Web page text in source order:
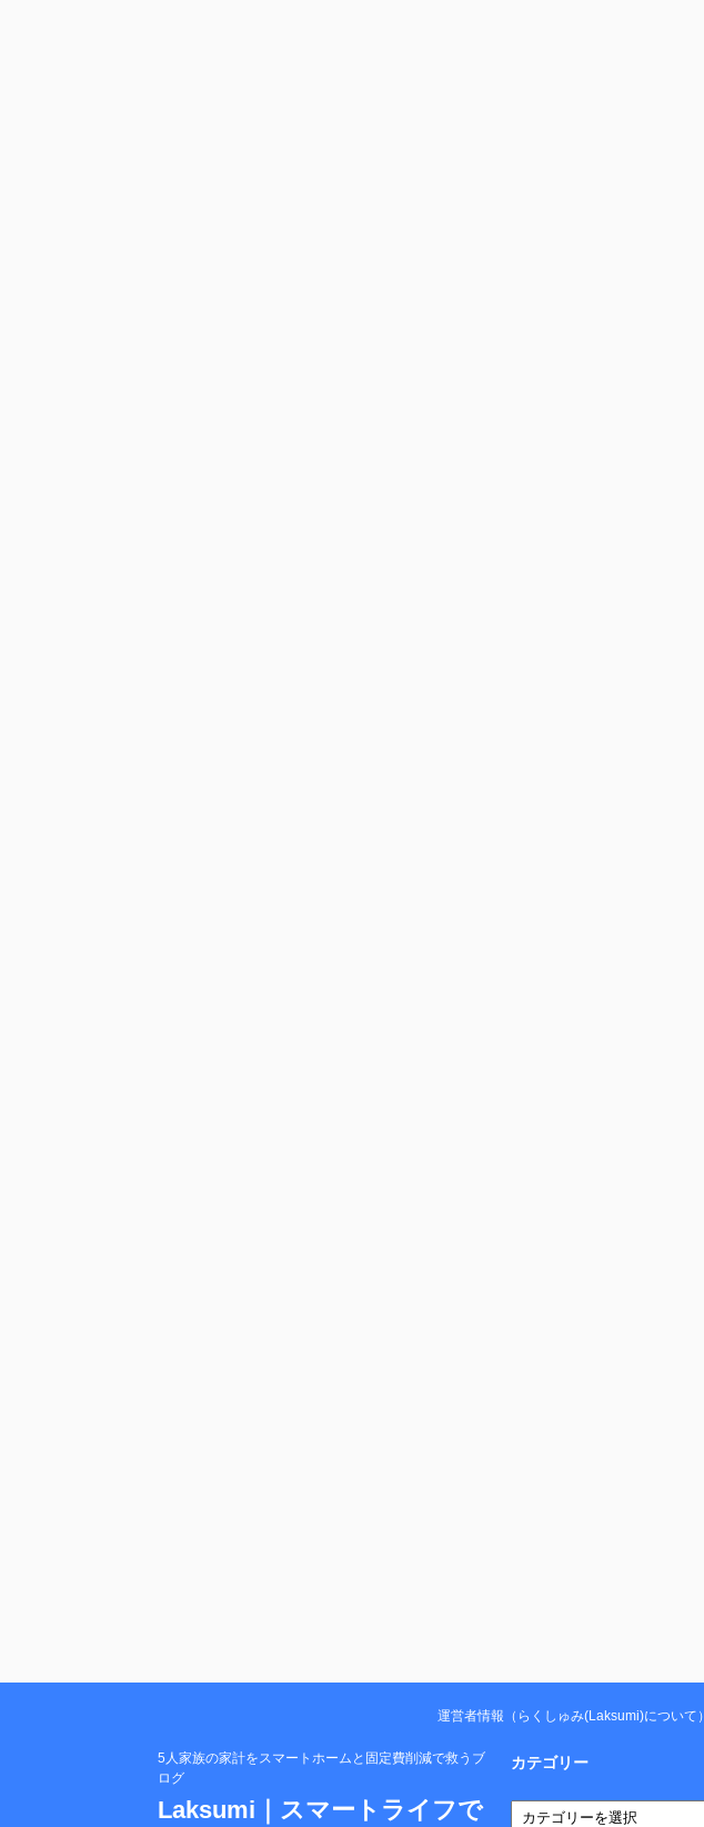
運営者情報（らくしゅみ(Laksumi)について）
カテゴリー
5人家族の家計をスマートホームと固定費削減で救うブ
ログ
Laksumi｜スマートライフで